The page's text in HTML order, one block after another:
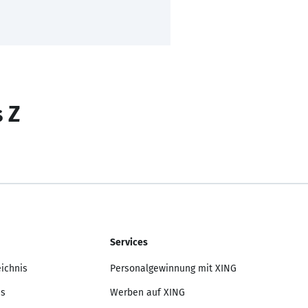
Z
Services
Personalgewinnung mit XING
Werben auf XING